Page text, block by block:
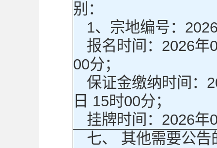
别：
1、宗地编号：
报名时间：2026年
00分；
保证金缴纳时间：
日 15时00分；
挂牌时间：2026年
七、 其他需要公告